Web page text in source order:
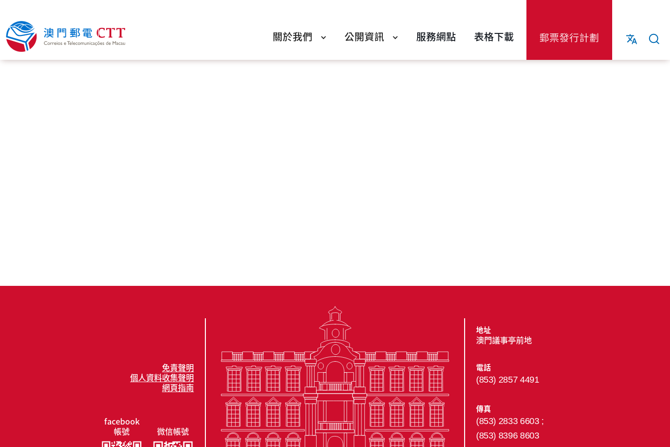
關於我們 公開資訊 服務網點 表格下載 郵票發行計劃
免責聲明
個人資料收集聲明
網頁指南
facebook
帳號
微信帳號
地址
澳門議事亭前地
電話
(853) 2857 4491
傳真
(853) 2833 6603 ;
(853) 8396 8603